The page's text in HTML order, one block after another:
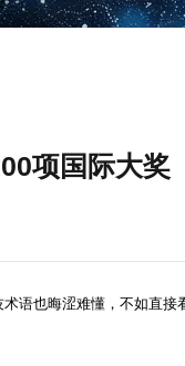
项国际大奖
语也晦涩难懂，不如直接